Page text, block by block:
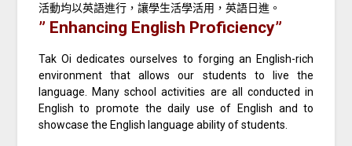
活動均以英語進行，讓學生活學活用，英語日進。
” Enhancing English Proficiency”
Tak Oi dedicates ourselves to forging an English-rich
environment that allows our students to live the
language. Many school activities are all conducted in
English to promote the daily use of English and to
showcase the English language ability of students.